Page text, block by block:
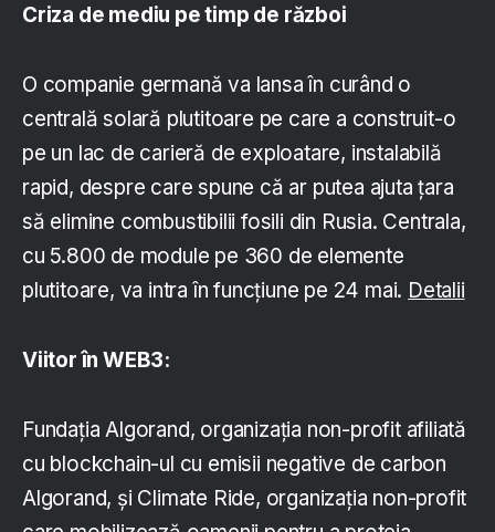
Criza de mediu pe timp de război
O companie germană va lansa în curând o
centrală solară plutitoare pe care a construit-o
pe un lac de carieră de exploatare, instalabilă
rapid, despre care spune că ar putea ajuta țara
să elimine combustibilii fosili din Rusia. Centrala,
cu 5.800 de module pe 360 de elemente
plutitoare, va intra în funcțiune pe 24 mai. Detalii
Viitorîn WEB3:
Fundația Algorand, organizația non-profit afiliată
cu blockchain-ul cu emisii negative de carbon
Algorand, și Climate Ride, organizația non-profit